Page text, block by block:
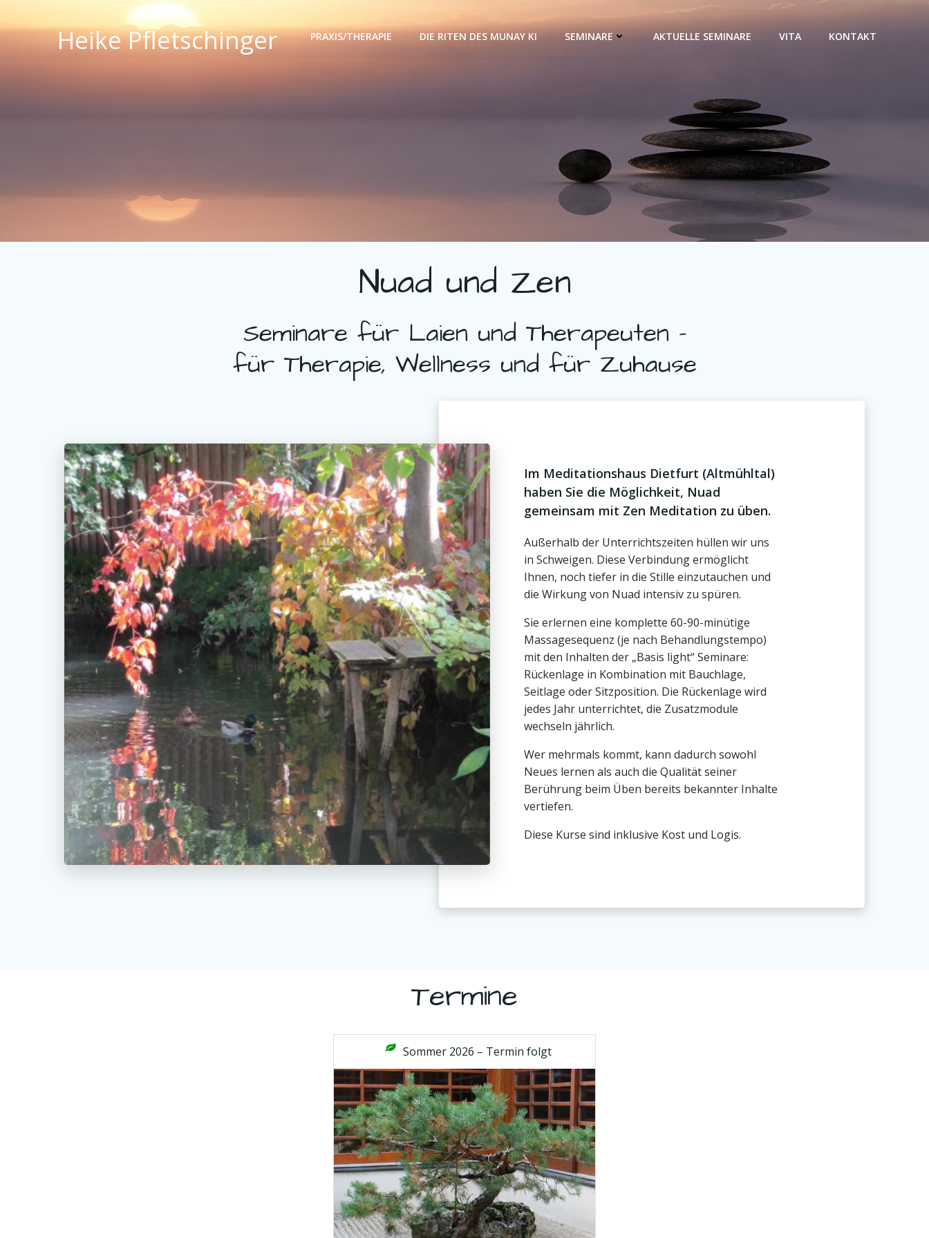
Inhalt
Heike Pfletschinger PRAXIS/THERAPIE DIE RITEN DES MUNAY KI SEMINARE AKTUELLE SEMINARE VITA KONTAKT
Nuad und Zen
Seminare für Laien und Therapeuten –
für Therapie, Wellness und für Zuhause
Im Meditationshaus Dietfurt (Altmühltal)
haben Sie die Möglichkeit, Nuad
gemeinsam mit Zen Meditation zu üben.
Außerhalb der Unterrichtszeiten hüllen wir uns
in Schweigen. Diese Verbindung ermöglicht
Ihnen, noch tiefer in die Stille einzutauchen und
die Wirkung von Nuad intensiv zu spüren.
Sie erlernen eine komplette 60-90-minütige
Massagesequenz (je nach Behandlungstempo)
mit den Inhalten der „Basis light“ Seminare:
Rückenlage in Kombination mit Bauchlage,
Seitlage oder Sitzposition. Die Rückenlage wird
jedes Jahr unterrichtet, die Zusatzmodule
wechseln jährlich.
Wer mehrmals kommt, kann dadurch sowohl
Neues lernen als auch die Qualität seiner
Berührung beim Üben bereits bekannter Inhalte
vertiefen.
Diese Kurse sind inklusive Kost und Logis.
Termine
Sommer 2026 – Termin folgt